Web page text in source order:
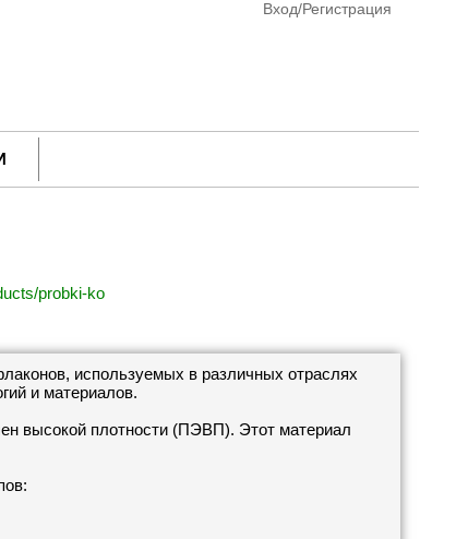
Вход/Регистрация
probki-ko
используемых в различных отраслях
и материалов.
высокой плотности (ПЭВП). Этот материал